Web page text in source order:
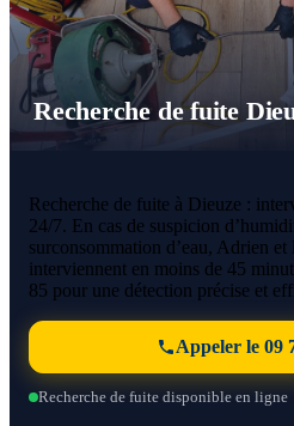
Recherche de fuite
Recherche de fuite à Dieuze :
24/7. En cas de suspicion
surconsommation d’eau, Adrien
interviennent en moins de 45
85 pour une détection précise et
Appeler le 09
Recherche de fuite disponible en ligne